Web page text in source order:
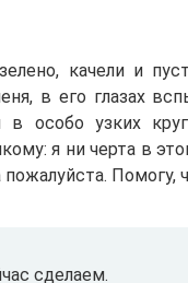
качели и
в его глазах
особо узких
я ни черта в
Помогу,
сделаем.